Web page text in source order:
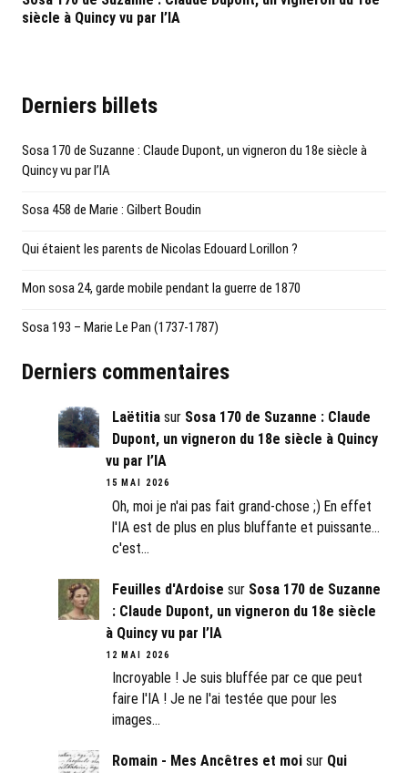
siècle à Quincy vu par l’IA
Derniers billets
Sosa 170 de Suzanne : Claude Dupont, un vigneron du 18e siècle à
Quincy vu par l’IA
Sosa 458 de Marie : Gilbert Boudin
Qui étaient les parents de Nicolas Edouard Lorillon ?
Mon sosa 24, garde mobile pendant la guerre de 1870
Sosa 193 – Marie Le Pan (1737-1787)
Derniers commentaires
Laëtitiasur Sosa 170 de Suzanne : Claude
Dupont, un vigneron du 18e siècle à Quincy
vu par l’IA
15 MAI 2026
Oh, moi je n'ai pas fait grand-chose ;) En effet
l'IA est de plus en plus bluffante et puissante...
c'est…
Feuilles d'Ardoise sur Sosa 170 de Suzanne
: Claude Dupont, un vigneron du 18e siècle
à Quincy vu par l’IA
12 MAI 2026
Incroyable ! Je suis bluffée par ce que peut
faire l'IA ! Je ne l'ai testée que pour les
images…
Romain - Mes Ancêtres et moisur Qui